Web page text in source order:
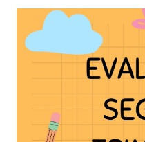
gran utilidad para docentes y
agradecemos a los autores
Recordamos también que
con fines informativos y
agentes de la educación. 👏
Segundo Trimestre 5to